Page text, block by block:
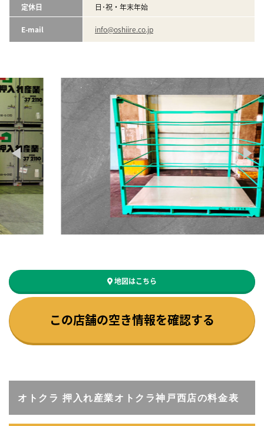
定休日
日･祝・年末年始
E-mail info@oshiire.co.jp
地図はこちら
この店舗の空き情報を確認する
オトクラ 押入れ産業オトクラ神戸西店の料金表